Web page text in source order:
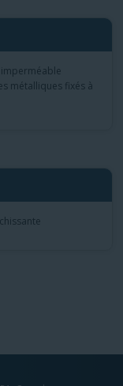
métalliques fixés à